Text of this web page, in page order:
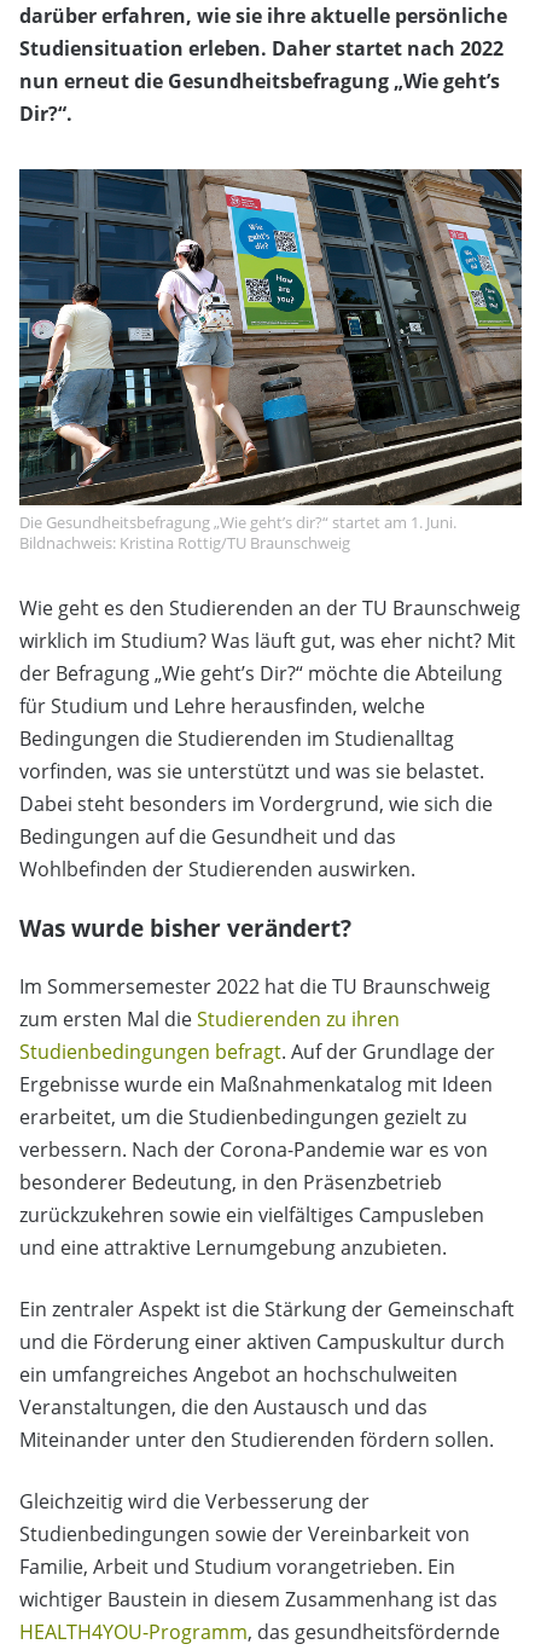
darüber erfahren, wie sie ihre aktuelle persönliche
Studiensituation erleben. Daher startet nach 2022
nun erneut die Gesundheitsbefragung „Wie geht’s
Dir?“.
Die Gesundheitsbefragung „Wie geht’s dir?“ startet am 1. Juni.
Bildnachweis: Kristina Rottig/TU Braunschweig
Wie geht es den Studierenden an der TU Braunschweig
wirklich im Studium? Was läuft gut, was eher nicht? Mit
der Befragung „Wie geht’s Dir?“ möchte die Abteilung
für Studium und Lehre herausfinden, welche
Bedingungen die Studierenden im Studienalltag
vorfinden, was sie unterstützt und was sie belastet.
Dabei steht besonders im Vordergrund, wie sich die
Bedingungen auf die Gesundheit und das
Wohlbefinden der Studierenden auswirken.
Was wurde bisher verändert?
Im Sommersemester 2022 hat die TU Braunschweig
zum ersten Mal dieStudierenden zu ihren
Studienbedingungen befragt. Auf der Grundlage der
Ergebnisse wurde ein Maßnahmenkatalog mit Ideen
erarbeitet, um die Studienbedingungen gezielt zu
verbessern. Nach der Corona-Pandemie war es von
besonderer Bedeutung, in den Präsenzbetrieb
zurückzukehren sowie ein vielfältiges Campusleben
und eine attraktive Lernumgebung anzubieten.
Ein zentraler Aspekt ist die Stärkung der Gemeinschaft
und die Förderung einer aktiven Campuskultur durch
ein umfangreiches Angebot an hochschulweiten
Veranstaltungen, die den Austausch und das
Miteinander unter den Studierenden fördern sollen.
Gleichzeitig wird die Verbesserung der
Studienbedingungen sowie der Vereinbarkeit von
Familie, Arbeit und Studium vorangetrieben. Ein
wichtiger Baustein in diesem Zusammenhang ist das
HEALTH4YOU-Programm, das gesundheitsfördernde